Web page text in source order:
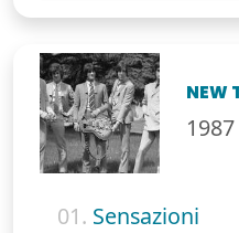
NEW
1987
01. Sensazioni